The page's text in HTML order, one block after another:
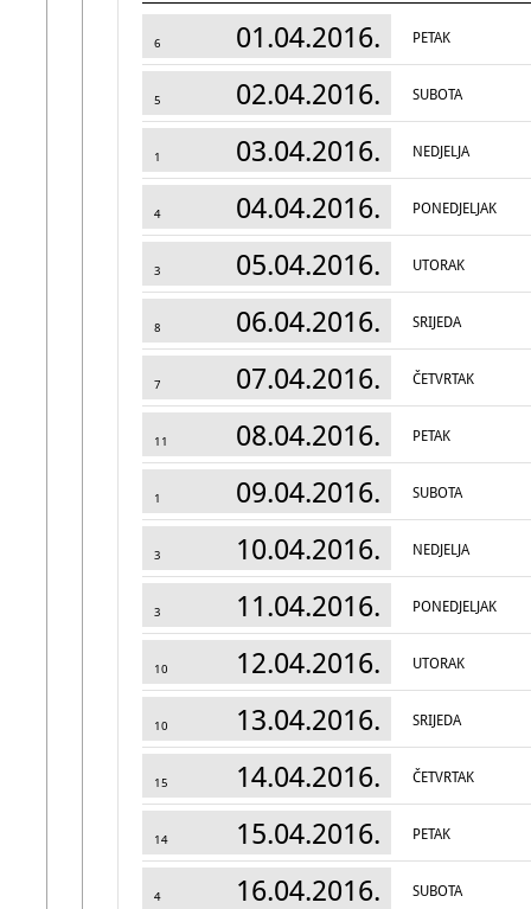
6 01.04.2016. PETAK
5 02.04.2016. SUBOTA
1 03.04.2016. NEDJELJA
4 04.04.2016. PONEDJELJAK
3 05.04.2016. UTORAK
8 06.04.2016. SRIJEDA
7 07.04.2016. ČETVRTAK
11 08.04.2016. PETAK
1 09.04.2016. SUBOTA
3 10.04.2016. NEDJELJA
3 11.04.2016. PONEDJELJAK
10 12.04.2016. UTORAK
10 13.04.2016. SRIJEDA
15 14.04.2016. ČETVRTAK
14 15.04.2016. PETAK
4 16.04.2016. SUBOTA